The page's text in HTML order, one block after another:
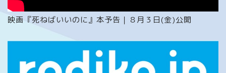
映画『死ねばいいのに』本予告｜８月３日(金)公開